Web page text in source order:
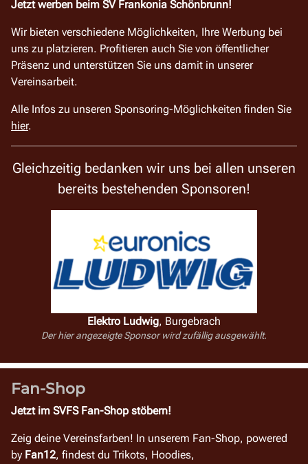
Jetzt werben beim SV Frankonia Schönbrunn!
Wir bieten verschiedene Möglichkeiten, Ihre Werbung bei
uns zu platzieren. Profitieren auch Sie von öffentlicher
Präsenz und unterstützen Sie uns damit in unserer
Vereinsarbeit.
Alle Infos zu unseren Sponsoring-Möglichkeiten finden Sie
hier.
Gleichzeitig bedanken wir uns bei allen unseren
bereits bestehenden Sponsoren!
Elektro Ludwig, Burgebrach
Der hier angezeigte Sponsor wird zufällig ausgewählt.
Fan-Shop
Jetzt im SVFS Fan-Shop stöbern!
Zeig deine Vereinsfarben! In unserem Fan-Shop, powered
by Fan12, findest du Trikots, Hoodies,